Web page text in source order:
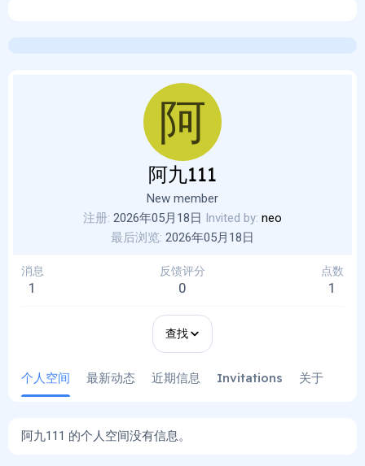
阿
阿九111
New member
注册 2026年05月18日 Invited by neo
最后浏览 2026年05月18日
消息
1
反馈评分
0
点数
1
查找
个人空间 最新动态 近期信息 Invitations 关于
阿九111 的个人空间没有信息。